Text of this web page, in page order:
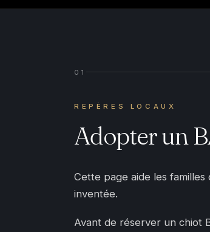
01
REPÈRES LOCAUX
Adopter un
Cette page aide les
inventée.
Avant de réserver un chiot